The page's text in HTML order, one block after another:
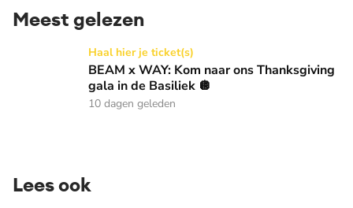
Meest gelezen
BEAM x WAY: Kom naar ons Thanksgiving gala in de
Haal hier je ticket(s)
BEAM x WAY: Kom naar ons Thanksgiving
gala in de Basiliek 🪩
10 dagen geleden
Lees ook